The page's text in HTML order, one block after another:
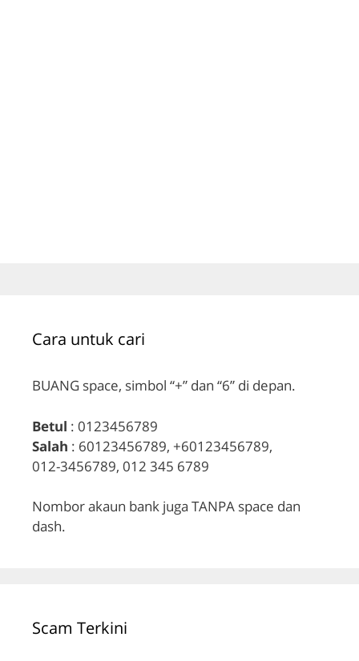
Cara untuk cari
BUANG space, simbol “+” dan “6” di depan.
Betul : 0123456789
Salah : 60123456789, +60123456789,
012-3456789, 012 345 6789
Nombor akaun bank juga TANPA space dan
dash.
Scam Terkini